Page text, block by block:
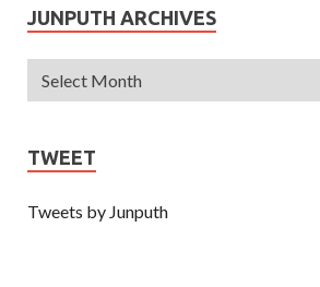
JUNPUTH ARCHIVES
TWEET
Tweets by Junputh